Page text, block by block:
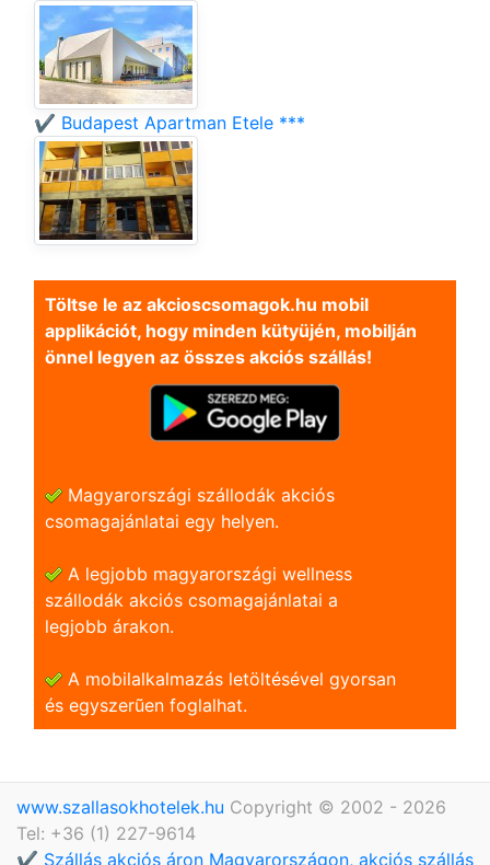
✔️ Budapest Apartman Etele ***
Töltse le az akcioscsomagok.hu mobil
applikációt, hogy minden kütyüjén, mobilján
önnel legyen az összes akciós szállás!
Magyarországi szállodák akciós
csomagajánlatai egy helyen.
A legjobb magyarországi wellness
szállodák akciós csomagajánlatai a
legjobb árakon.
A mobilalkalmazás letöltésével gyorsan
és egyszerũen foglalhat.
www.szallasokhotelek.hu Copyright © 2002 - 2026
Tel: +36 (1) 227-9614
✔️ Szállás akciós áron Magyarországon, akciós szállás